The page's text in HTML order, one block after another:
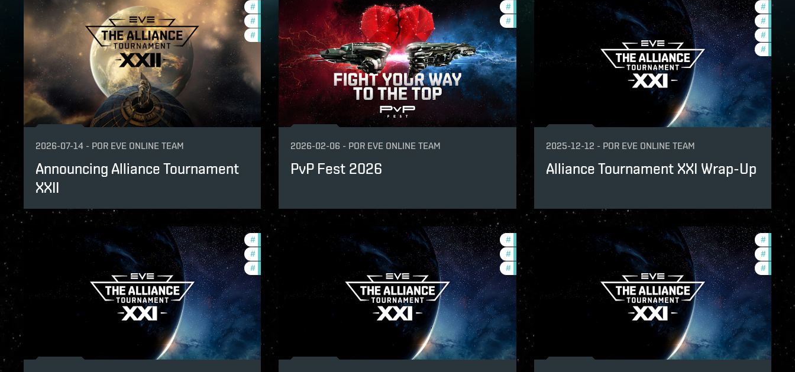
#
#
# in-game-events
2026-07-14 - POR EVE ONLINE TEAM
Announcing Alliance Tournament
XXII
#pvp
#community
2026-02-06 - POR EVE ONLINE TEAM
PvP Fest 2026
#
#ccptv
#pvp
#
2025-12-12 - POR EVE ONLINE TEAM
Alliance Tournament XXI Wrap-Up
# community
# tournaments
#
#community
#tournaments
#pvp
#pvp
#
#